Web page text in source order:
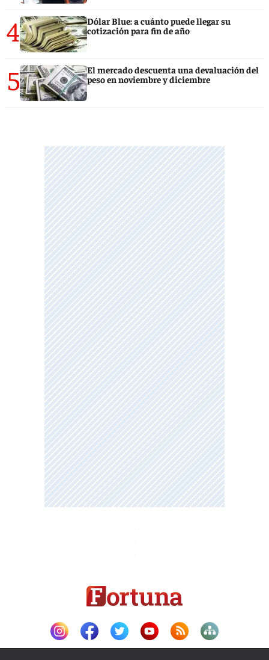
4
Dólar Blue: a cuánto puede llegar su
cotización para fin de año
5
El mercado descuenta una devaluación del
peso en noviembre y diciembre